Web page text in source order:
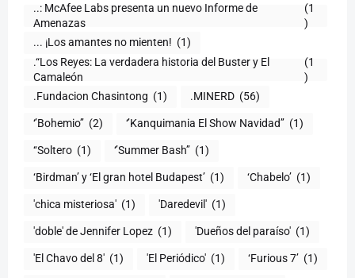
..: McAfee Labs presenta un nuevo Informe de
(1
)
... ¡Los amantes no mienten! (1)
.“Los Reyes: La verdadera historia del Buster y El
Camaleón
(1
)
.Fundacion Chasintong (1) .MINERD (56)
‘’Bohemio’’ (2) ‘’Kanquimania El Show Navidad’’ (1)
‘‘Soltero (1) ‘’Summer Bash’’ (1)
‘Birdman’ y ‘El gran hotel Budapest’ (1) ‘Chabelo’ (1)
'chica misteriosa' (1) 'Daredevil' (1)
'doble' de Jennifer Lopez (1) 'Dueños del paraíso' (1)
'El Chavo del 8' (1) 'El Periódico' (1) ‘Furious 7’ (1)